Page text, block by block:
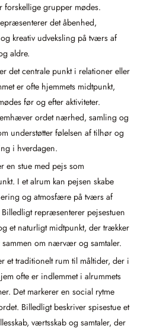
forskellige grupper mødes.
det åbenhed,
kreativ udveksling på tværs af
aldre.
det centrale punkt i relationer eller
er ofte hjemmets midtpunkt,
før og efter aktiviteter.
ordet nærhed, samling og
understøtter følelsen af tilhør og
i hverdagen.
en stue med pejs som
I et alrum kan pejsen skabe
og atmosfære på tværs af
repræsenterer pejsestuen
et naturligt midtpunkt, der trækker
sammen om nærvær og samtaler.
et traditionelt rum til måltider, der i
ofte er indlemmet i alrummets
Det markerer en social rytme
Billedligt beskriver spisestue et
værtsskab og samtaler, der